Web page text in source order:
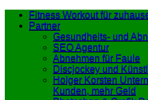
Fitness Workout für
Partner
Gesundheits- und
SEO Agentur
Abnehmen für Faule
Discjockey und
Holger Korsten
Kunden, mehr Geld